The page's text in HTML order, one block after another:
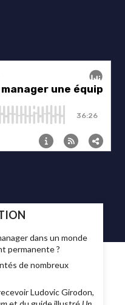
dans un monde
permanente ?
de nombreux
Ludovic Girodon,